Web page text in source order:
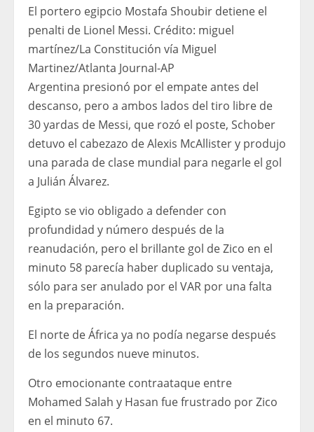
El portero egipcio Mostafa Shoubir detiene el
penalti de Lionel Messi. Crédito: miguel
martínez/La Constitución vía Miguel
Martinez/Atlanta Journal-AP
Argentina presionó por el empate antes del
descanso, pero a ambos lados del tiro libre de
30 yardas de Messi, que rozó el poste, Schober
detuvo el cabezazo de Alexis McAllister y produjo
una parada de clase mundial para negarle el gol
a Julián Álvarez.
Egipto se vio obligado a defender con
profundidad y número después de la
reanudación, pero el brillante gol de Zico en el
minuto 58 parecía haber duplicado su ventaja,
sólo para ser anulado por el VAR por una falta
en la preparación.
El norte de África ya no podía negarse después
de los segundos nueve minutos.
Otro emocionante contraataque entre
Mohamed Salah y Hasan fue frustrado por Zico
en el minuto 67.